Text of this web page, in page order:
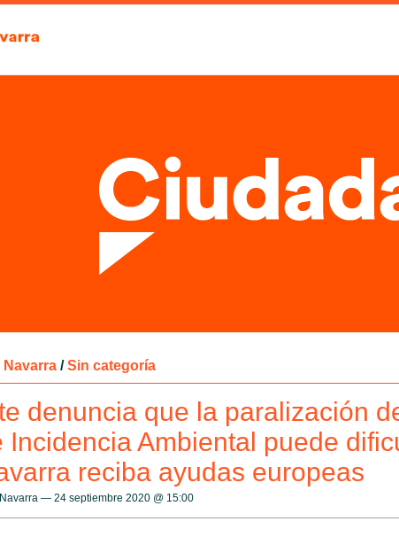
Navarra / Sin categoría
denuncia que la paralización
Incidencia Ambiental puede
reciba ayudas europeas
— 24 septiembre 2020 @ 15:00